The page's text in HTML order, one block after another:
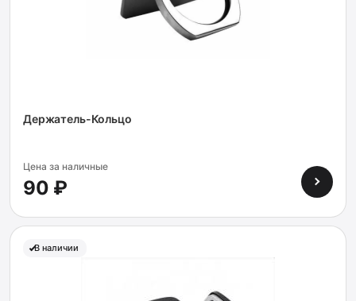
Держатель-Кольцо
Цена за наличные
90 ₽
В наличии